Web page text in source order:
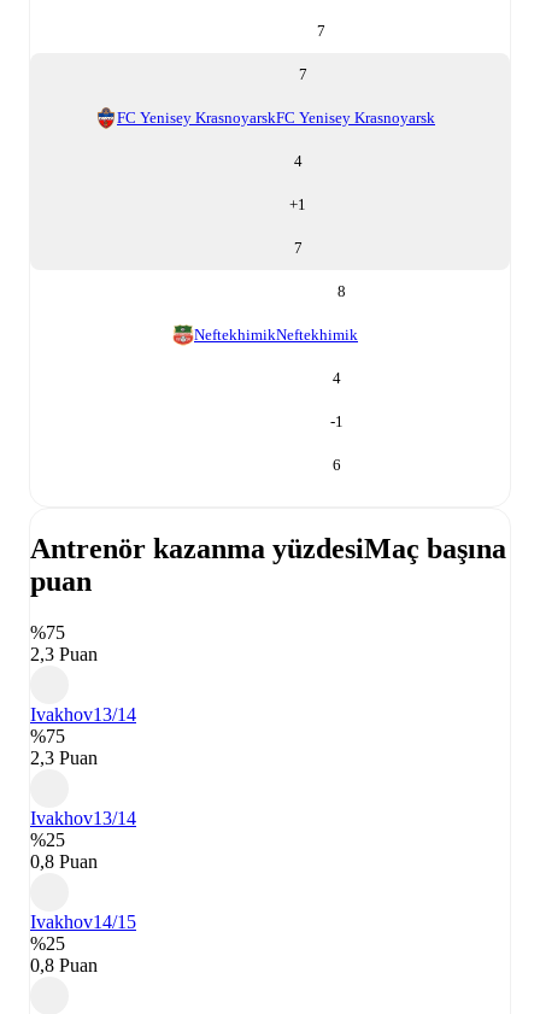
7
7
FC Yenisey KrasnoyarskFC Yenisey Krasnoyarsk
4
+1
7
8
NeftekhimikNeftekhimik
4
-1
6
Antrenör kazanma yüzdesiMaç başına
puan
%75
2,3 Puan
Ivakhov13/14
%75
2,3 Puan
Ivakhov13/14
%25
0,8 Puan
Ivakhov14/15
%25
0,8 Puan